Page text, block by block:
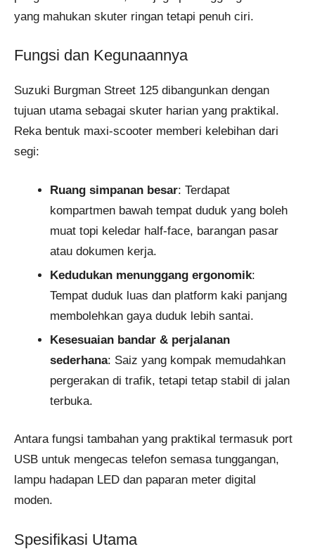
yang mahukan skuter ringan tetapi penuh ciri.
Fungsi dan Kegunaannya
Suzuki Burgman Street 125 dibangunkan dengan
tujuan utama sebagai skuter harian yang praktikal.
Reka bentuk maxi-scooter memberi kelebihan dari
segi:
Ruang simpanan besar: Terdapat
kompartmen bawah tempat duduk yang boleh
muat topi keledar half-face, barangan pasar
atau dokumen kerja.
Kedudukan menunggang ergonomik:
Tempat duduk luas dan platform kaki panjang
membolehkan gaya duduk lebih santai.
Kesesuaian bandar & perjalanan
sederhana: Saiz yang kompak memudahkan
pergerakan di trafik, tetapi tetap stabil di jalan
terbuka.
Antara fungsi tambahan yang praktikal termasuk port
USB untuk mengecas telefon semasa tunggangan,
lampu hadapan LED dan paparan meter digital
moden.
Spesifikasi Utama